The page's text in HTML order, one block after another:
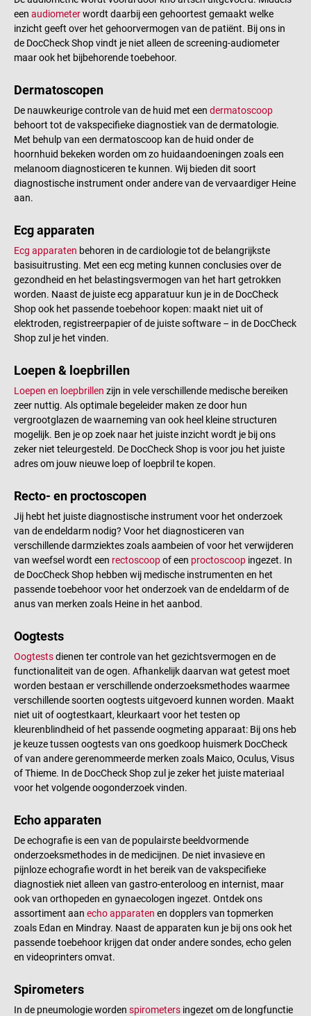
een audiometerwordt daarbij een gehoortest gemaakt welke
inzicht geeft over het gehoorvermogen van de patiënt. Bij ons in
de DocCheck Shop vindt je niet alleen de screening-audiometer
maar ook het bijbehorende toebehoor.
Dermatoscopen
De nauwkeurige controle van de huid met een dermatoscoop
behoort tot de vakspecifieke diagnostiek van de dermatologie.
Met behulp van een dermatoscoop kan de huid onder de
hoornhuid bekeken worden om zo huidaandoeningen zoals een
melanoom diagnosticeren te kunnen. Wij bieden dit soort
diagnostische instrument onder andere van de vervaardiger Heine
aan.
Ecg apparaten
Ecg apparaten behoren in de cardiologie tot de belangrijkste
basisuitrusting. Met een ecg meting kunnen conclusies over de
gezondheid en het belastingsvermogen van het hart getrokken
worden. Naast de juiste ecg apparatuur kun je in de DocCheck
Shop ook het passende toebehoor kopen: maakt niet uit of
elektroden, registreerpapier of de juiste software – in de DocCheck
Shop zul je het vinden.
Loepen & loepbrillen
Loepen en loepbrillen zijn in vele verschillende medische bereiken
zeer nuttig. Als optimale begeleider maken ze door hun
vergrootglazen de waarneming van ook heel kleine structuren
mogelijk. Ben je op zoek naar het juiste inzicht wordt je bij ons
zeker niet teleurgesteld. De DocCheck Shop is voor jou het juiste
adres om jouw nieuwe loep of loepbril te kopen.
Recto- en proctoscopen
Jij hebt het juiste diagnostische instrument voor het onderzoek
van de endeldarm nodig? Voor het diagnosticeren van
verschillende darmziektes zoals aambeien of voor het verwijderen
van weefsel wordt een rectoscoopof een proctoscoop ingezet. In
de DocCheck Shop hebben wij medische instrumenten en het
passende toebehoor voor het onderzoek van de endeldarm of de
anus van merken zoals Heine in het aanbod.
Oogtests
Oogtestsdienen ter controle van het gezichtsvermogen en de
functionaliteit van de ogen. Afhankelijk daarvan wat getest moet
worden bestaan er verschillende onderzoeksmethodes waarmee
verschillende soorten oogtests uitgevoerd kunnen worden. Maakt
niet uit of oogtestkaart, kleurkaart voor het testen op
kleurenblindheid of het passende oogmeting apparaat: Bij ons heb
je keuze tussen oogtests van ons goedkoop huismerk DocCheck
of van andere gerenommeerde merken zoals Maico, Oculus, Visus
of Thieme. In de DocCheck Shop zul je zeker het juiste materiaal
voor het volgende oogonderzoek vinden.
Echo apparaten
De echografie is een van de populairste beeldvormende
onderzoeksmethodes in de medicijnen. De niet invasieve en
pijnloze echografie wordt in het bereik van de vakspecifieke
diagnostiek niet alleen van gastro-enteroloog en internist, maar
ook van orthopeden en gynaecologen ingezet. Ontdek ons
assortiment aan echo apparaten en dopplers van topmerken
zoals Edan en Mindray. Naast de apparaten kun je bij ons ook het
passende toebehoor krijgen dat onder andere sondes, echo gelen
en videoprinters omvat.
Spirometers
In de pneumologie worden spirometers ingezet om de longfunctie